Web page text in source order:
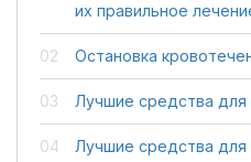
их правильное
Остановка
Лучшие средства для
Лучшие средства